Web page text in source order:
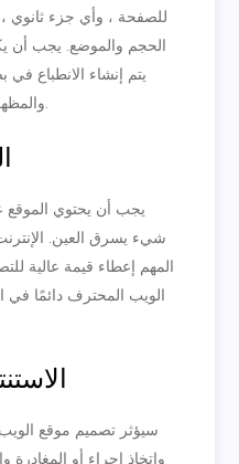
للصفحة ، وأي جزء ثانوي
الحجم والموضع. يجب
يتم إنشاء الانطباع في
والمظهر غير منطقيين ، فسيغادر الزائر.
يجب أن يحتوي الموقع
شيء يسرق العين.
المهم إعطاء قيمة عالية
الويب المحترف دائمًا في
سيؤثر تصميم موقع
واتخاذ إجراء أو المغادرة